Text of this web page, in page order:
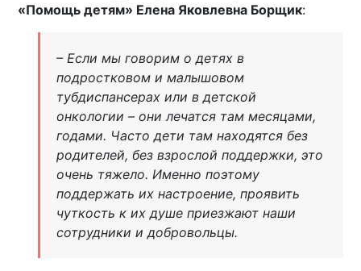
«Помощь детям» Елена Яковлевна Борщик:
– Если мы говорим о детях в
подростковом и малышовом
тубдиспансерах или в детской
онкологии – они лечатся там месяцами,
годами. Часто дети там находятся без
родителей, без взрослой поддержки, это
очень тяжело. Именно поэтому
поддержать их настроение, проявить
чуткость к их душе приезжают наши
сотрудники и добровольцы.